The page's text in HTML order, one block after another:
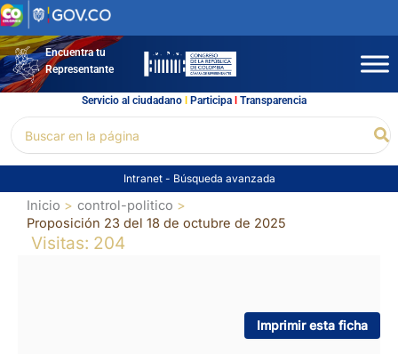
Ir
al
contenidoEncuentra tu
Representante
Servicio al ciudadano l Participal Transparencia
por:
Intranet - Búsqueda avanzada
Inicio
control-politico
Proposición 23 del 18 de octubre de 2025
Visitas: 204
Imprimir esta ficha